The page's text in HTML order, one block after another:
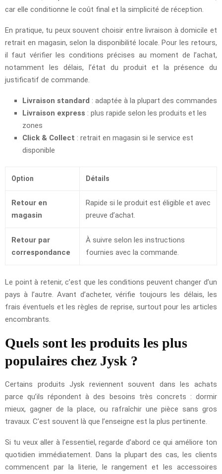
car elle conditionne le coût final et la simplicité de réception.
En pratique, tu peux souvent choisir entre livraison à domicile et
retrait en magasin, selon la disponibilité locale. Pour les retours,
il faut vérifier les conditions précises au moment de l’achat,
notamment les délais, l’état du produit et la présence du
justificatif de commande.
Livraison standard : adaptée à la plupart des commandes
Livraison express : plus rapide selon les produits et les
zones
Click & Collect : retrait en magasin si le service est
disponible
Option Détails
Retour en
magasin
Rapide si le produit est éligible et avec
preuve d’achat.
Retour par
correspondance
À suivre selon les instructions
fournies avec la commande.
Le point à retenir, c’est que les conditions peuvent changer d’un
pays à l’autre. Avant d’acheter, vérifie toujours les délais, les
frais éventuels et les règles de reprise, surtout pour les articles
encombrants.
Quels sont les produits les plus
populaires chez Jysk ?
Certains produits Jysk reviennent souvent dans les achats
parce qu’ils répondent à des besoins très concrets : dormir
mieux, gagner de la place, ou rafraîchir une pièce sans gros
travaux. C’est souvent là que l’enseigne est la plus pertinente.
Si tu veux aller à l’essentiel, regarde d’abord ce qui améliore ton
quotidien immédiatement. Dans la plupart des cas, les clients
commencent par la literie, le rangement et les accessoires